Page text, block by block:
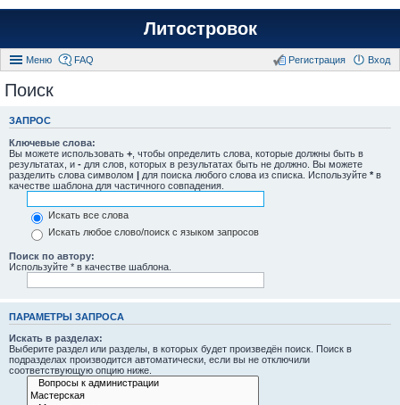
Литостровок
Меню FAQ Вход
Регистрация
Поиск
ЗАПРОС
Ключевые слова:
Вы можете использовать + , чтобы определить слова, которые должны быть в
результатах, и - для слов, которых в результатах быть не должно. Вы можете
разделить слова символом | для поиска любого слова из списка. Используйте * в
качестве шаблона для частичного совпадения.
Искать все слова
Искать любое слово/поиск с языком запросов
Поиск по автору:
Используйте * в качестве шаблона.
ПАРАМЕТРЫ ЗАПРОСА
Искать в разделах:
Выберите раздел или разделы, в которых будет произведён поиск. Поиск в
подразделах производится автоматически, если вы не отключили
соответствующую опцию ниже.